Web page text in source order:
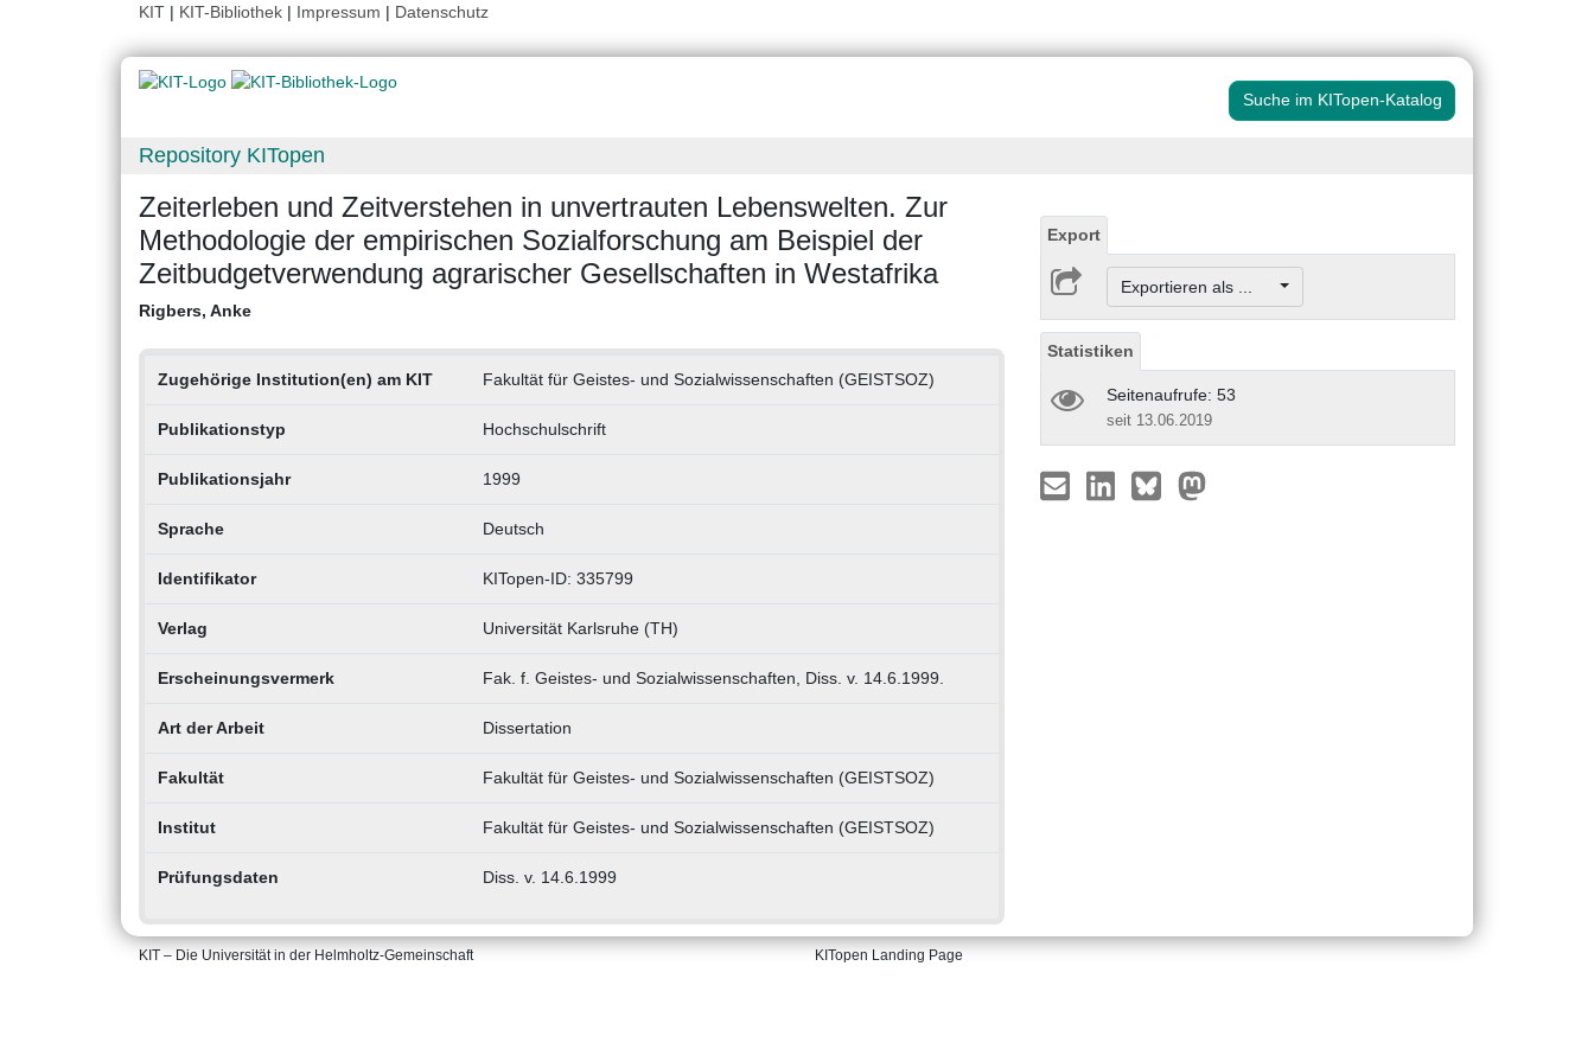
KIT | KIT-Bibliothek | Impressum | Datenschutz
Suche im KITopen-Katalog
Repository KITopen
Zeiterleben und Zeitverstehen in unvertrauten Lebenswelten. Zur
Methodologie der empirischen Sozialforschung am Beispiel der
Zeitbudgetverwendung agrarischer Gesellschaften in Westafrika
Rigbers, Anke
Zugehörige Institution(en) am KIT Fakultät für Geistes- und Sozialwissenschaften (GEISTSOZ)
Publikationstyp Hochschulschrift
Publikationsjahr 1999
Sprache Deutsch
Identifikator KITopen-ID: 335799
Verlag Universität Karlsruhe (TH)
Erscheinungsvermerk Fak. f. Geistes- und Sozialwissenschaften, Diss. v. 14.6.1999.
Art der Arbeit Dissertation
Fakultät Fakultät für Geistes- und Sozialwissenschaften (GEISTSOZ)
Institut Fakultät für Geistes- und Sozialwissenschaften (GEISTSOZ)
Prüfungsdaten Diss. v. 14.6.1999
Export
Exportieren als ...
Statistiken
Seitenaufrufe: 53
seit 13.06.2019
KIT – Die Universität in der Helmholtz-Gemeinschaft KITopen Landing Page